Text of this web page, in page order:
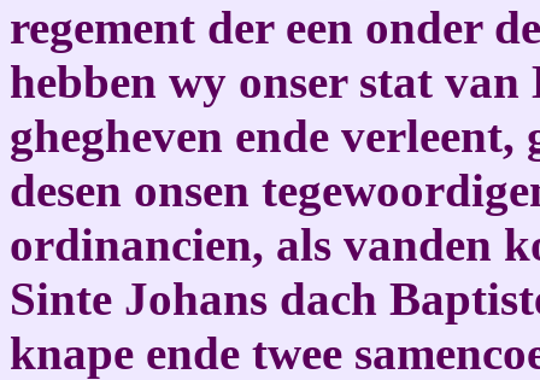
regement der een onder
hebben wy onser stat van
ghegheven ende verleent,
desen onsen
ordinancien, als vanden
Sinte Johans dach
knape ende twee